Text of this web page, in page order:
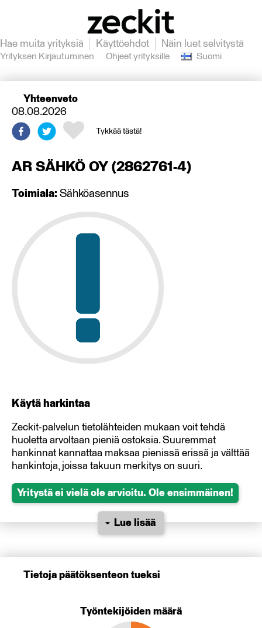
Hae muita yrityksiä Käyttöehdot Näin luet selvitystä
Yrityksen Kirjautuminen Ohjeet yrityksille Suomi
Yhteenveto
Tykkää tästä!
08.08.2026
AR SÄHKÖ OY (2862761-4)
Toimiala: Sähköasennus
Käytä harkintaa
Zeckit-palvelun tietolähteiden mukaan voit tehdä
huoletta arvoltaan pieniä ostoksia. Suuremmat
hankinnat kannattaa maksaa pienissä erissä ja välttää
hankintoja, joissa takuun merkitys on suuri.
Yritystä ei vielä ole arvioitu. Ole ensimmäinen!
Lue lisää
Tietoja päätöksenteon tueksi
Työntekijöiden määrä